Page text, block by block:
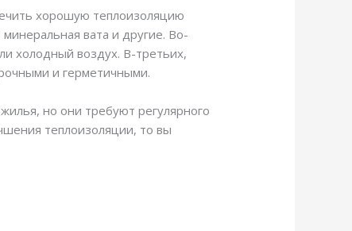
хорошую теплоизоляцию
вата и другие. Во-
холодный воздух. В-третьих,
и герметичными.
но они требуют регулярного
теплоизоляции, то вы